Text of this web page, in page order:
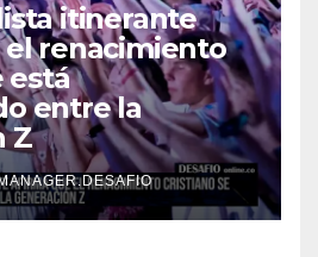
itinerante
renacimiento
está
entre la
Z